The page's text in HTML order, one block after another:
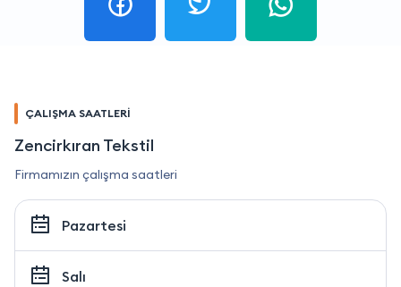
ÇALIŞMA SAATLERİ
Zencirkıran Tekstil
Firmamızın çalışma saatleri
Pazartesi
Salı